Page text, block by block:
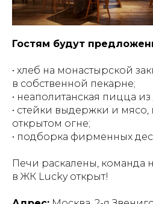
Гостям будут
• хлеб на монастырской
в собственной пекарне;
• неаполитанская пицца
• стейки выдержки и
открытом огне;
• подборка фирменных
Печи раскалены, команда
в ЖК Lucky открыт!